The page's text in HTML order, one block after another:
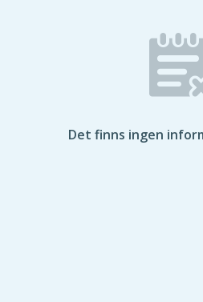
Det finns ingen